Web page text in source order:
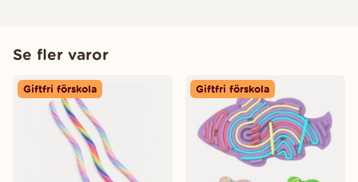
Se fler varor
Giftfri förskola Giftfri förskola